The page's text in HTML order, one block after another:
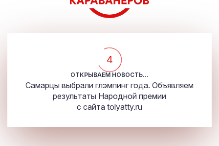
4
ОТКРЫВАЕМ НОВОСТЬ...
Самарцы выбрали глэмпинг года. Объявляем
результаты Народной премии
с сайта tolyatty.ru